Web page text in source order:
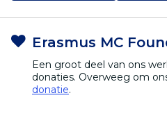
Erasmus MC
Een groot deel van ons
donaties. Overweeg om
donatie.